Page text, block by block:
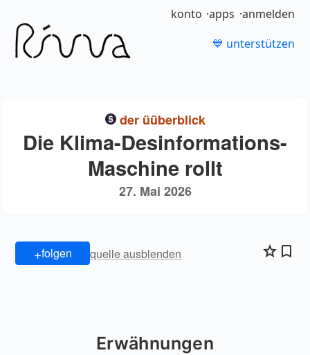
konto apps anmelden
💙 unterstützen
der üüberblick
Die Klima-Desinformations-
Maschine rollt
27. Mai 2026
+folgen quelle ausblenden
Erwähnungen